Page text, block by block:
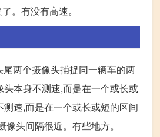
。有没有高速。
两个摄像头捕捉同一辆车的两
本身不测速,而是在一个或长或
速,而是在一个或长或短的区间
头间隔很近。有些地方。